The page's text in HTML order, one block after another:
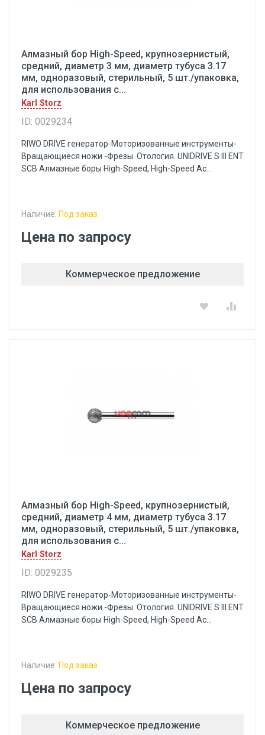
Алмазный бор High-Speed, крупнозернистый,
средний, диаметр 3 мм, диаметр тубуса 3.17
мм, одноразовый, стерильный, 5 шт./упаковка,
для использования с...
Karl Storz
ID: 0029234
RIWO DRIVE генератор-Моторизованные инструменты-
Вращающиеся ножи -Фрезы. Отология. UNIDRIVE S III ENT
SCB Алмазные боры High-Speed, High-Speed Ac...
Наличие: Под заказ
Цена по запросу
Коммерческое предложение
Алмазный бор High-Speed, крупнозернистый,
средний, диаметр 4 мм, диаметр тубуса 3.17
мм, одноразовый, стерильный, 5 шт./упаковка,
для использования с...
Karl Storz
ID: 0029235
RIWO DRIVE генератор-Моторизованные инструменты-
Вращающиеся ножи -Фрезы. Отология. UNIDRIVE S III ENT
SCB Алмазные боры High-Speed, High-Speed Ac...
Наличие: Под заказ
Цена по запросу
Коммерческое предложение